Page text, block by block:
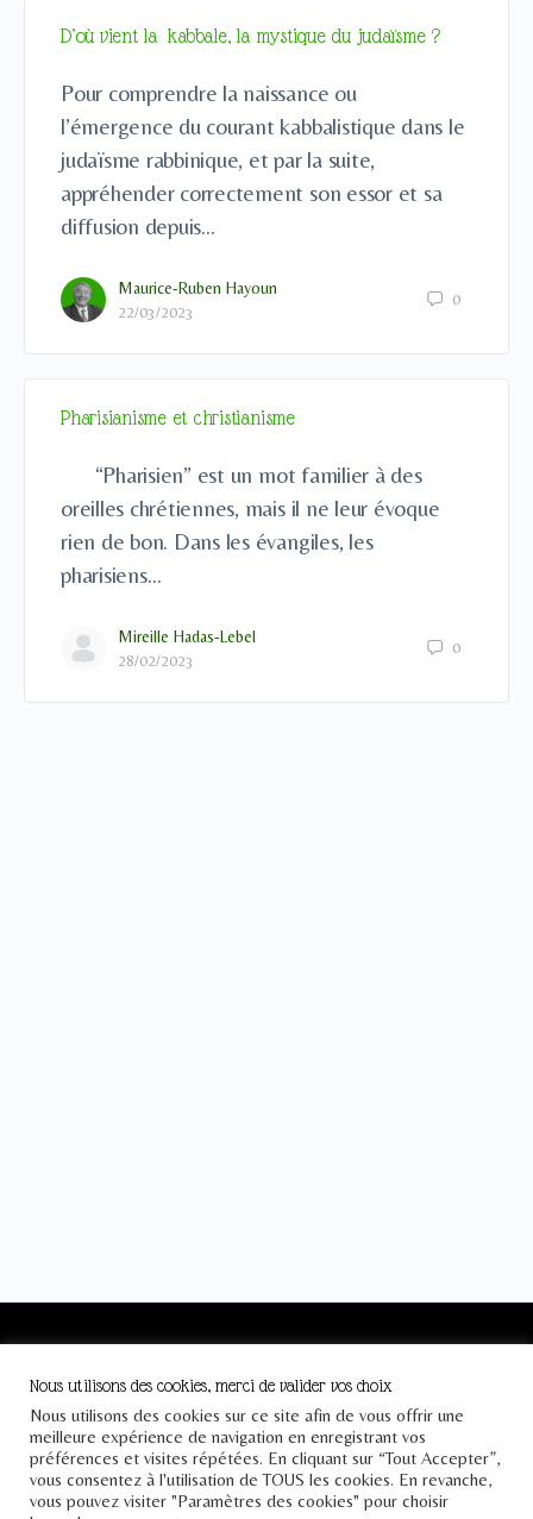
D’où vient la kabbale, la mystique du judaïsme ?
Pour comprendre la naissance ou
l’émergence du courant kabbalistique dans le
judaïsme rabbinique, et par la suite,
appréhender correctement son essor et sa
diffusion depuis…
Maurice-Ruben Hayoun
22/03/2023
0
Pharisianisme et christianisme
“Pharisien” est un mot familier à des
oreilles chrétiennes, mais il ne leur évoque
rien de bon. Dans les évangiles, les
pharisiens…
Mireille Hadas-Lebel
28/02/2023
0
Téléphone : +33 1 43 25 23 57
Email : contact[at]lepontdesidees.fr
SIRET : 903 397 024 00014
Nous utilisons des cookies, merci de valider vos choix
Nous utilisons des cookies sur ce site afin de vous offrir une
meilleure expérience de navigation en enregistrant vos
préférences et visites répétées. En cliquant sur “Tout Accepter”,
vous consentez à l'utilisation de TOUS les cookies. En revanche,
vous pouvez visiter "Paramètres des cookies" pour choisir